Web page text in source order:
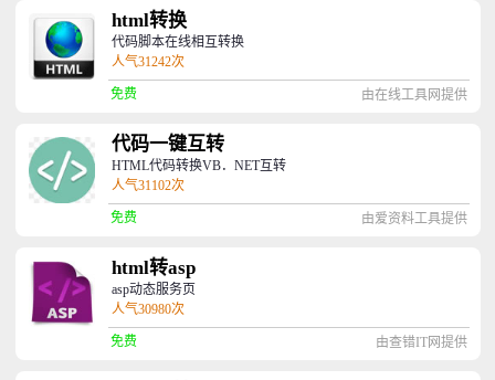
html转换
代码脚本在线相互转换
人气31242次
免费 由在线工具网提供
代码一键互转
HTML代码转换VB．NET互转
人气31102次
免费 由爱资料工具提供
html转asp
asp动态服务页
人气30980次
免费 由查错IT网提供